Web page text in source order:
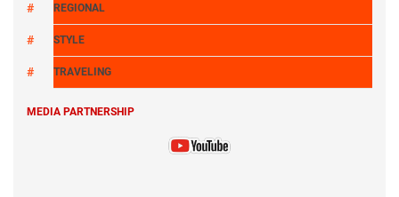
REGIONAL
STYLE
TRAVELING
MEDIA PARTNERSHIP